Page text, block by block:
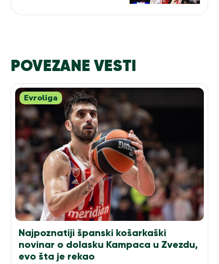
POVEZANE VESTI
Evroliga
Najpoznatiji španski košarkaški
novinar o dolasku Kampaca u Zvezdu,
evo šta je rekao